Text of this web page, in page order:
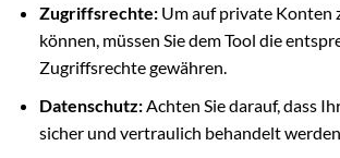
Zugriffsrechte:Um auf private Konten
können, müssen Sie dem Tool die
Zugriffsrechte gewähren.
Datenschutz:Achten Sie darauf, dass
sicher und vertraulich behandelt werden.